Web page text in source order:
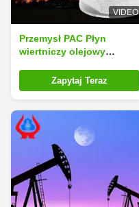
VIDEO
Przemysł PAC Płyn
wiertniczy olejowy
PAC Proszek dodatek
Zapytaj Teraz